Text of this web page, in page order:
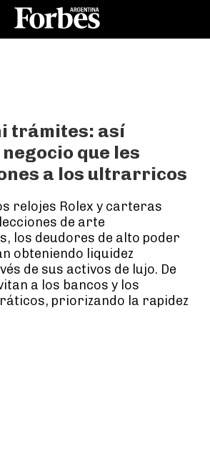
trámites: así
que les
a los ultrarricos
relojes Rolex y carteras
de arte
los deudores de alto poder
obteniendo liquidez
de sus activos de lujo. De
a los bancos y los
priorizando la rapidez